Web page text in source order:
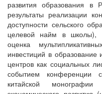
развития образования в
результаты реализации
доступности сельского
целевой найм в школы),
оценка
инвестиций в образование
центров как социальных
событием конференции
китайской монографии